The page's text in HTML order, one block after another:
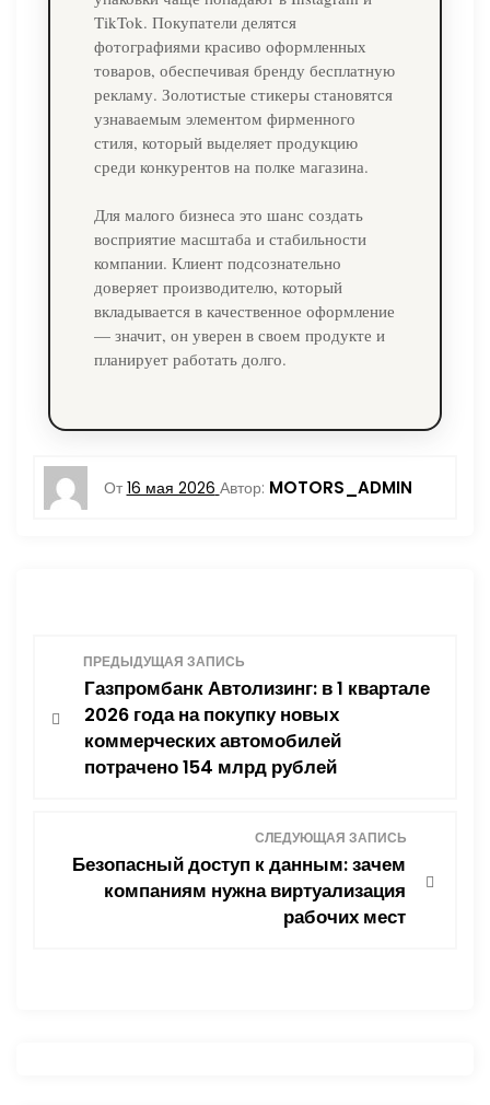
TikTok. Покупатели делятся
фотографиями красиво оформленных
товаров, обеспечивая бренду бесплатную
рекламу. Золотистые стикеры становятся
узнаваемым элементом фирменного
стиля, который выделяет продукцию
среди конкурентов на полке магазина.
Для малого бизнеса это шанс создать
восприятие масштаба и стабильности
компании. Клиент подсознательно
доверяет производителю, который
вкладывается в качественное оформление
— значит, он уверен в своем продукте и
планирует работать долго.
От 16 мая 2026 Автор: MOTORS_ADMIN
ПРЕДЫДУЩАЯ ЗАПИСЬ
Газпромбанк Автолизинг: в 1 квартале
2026 года на покупку новых
коммерческих автомобилей
потрачено 154 млрд рублей
СЛЕДУЮЩАЯ ЗАПИСЬ
Безопасный доступ к данным: зачем
компаниям нужна виртуализация
рабочих мест